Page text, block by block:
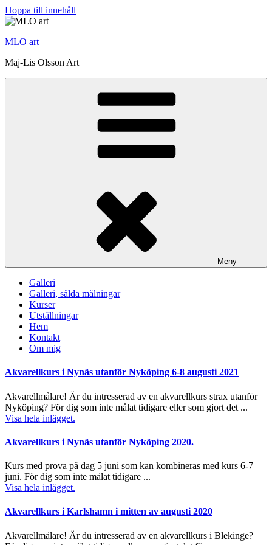
Hoppa till innehåll
MLO art
Maj-Lis Olsson Art
Meny
Galleri
Galleri, sålda målningar
Kurser
Utställningar
Hem
Kontakt
Om mig
Akvarellkurs i Nynäs utanför Nyköping 6-8 augusti 2021
Akvarellmålare! Är du intresserad av en akvarellkurs strax utanför
Nyköping? För dig som inte målat tidigare eller som gjort det ...
Visa hela inlägget.
Akvarellkurs i Nynäs utanför Nyköping 2020.
Kurs med prova på dag 5 juni som kan kombineras med kurs 6-7
juni. För dig som inte målat tidigare ...
Visa hela inlägget.
Akvarellkurs i Karlshamn i mitten av augusti 2020
Akvarellmålare! Är du intresserad av en akvarellkurs i Blekinge?